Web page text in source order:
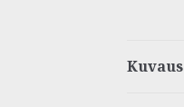
Kuvaus